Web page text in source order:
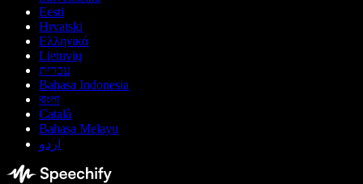
Eesti
Hrvatski
Ελληνικά
Lietuvių
עברית
Bahasa Indonesia
বাংলা
Català
Bahasa Melayu
اردو